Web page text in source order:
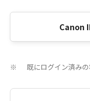
Canon
※ 既にログイン済み